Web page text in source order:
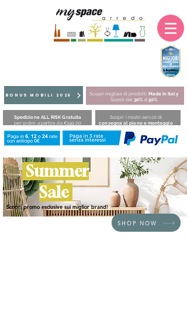
BONUS MOBILI 2025 Scopri migliaia di prodotti Made in Italy
Sconti dal 30%al50%
Spedizione ALL RISK Gratuita
per ordini a partire da €149,00
Scopri i nostri servizi di
consegna al piano e montaggio
Summer
Sale
SHOP NOW
Scopri promo esclusive sui miglior brand!